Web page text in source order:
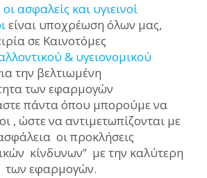
οι ασφαλείς και υγιεινοί
είναι υποχρέωση όλων μας,
σε Καινοτόμες
& υγειονομικού
την βελτιωμένη
των εφαρμογών
πάντα όπου μπορούμε να
, ώστε να αντιμετωπίζονται με
οι προκλήσεις
κίνδυνων’’ με την καλύτερη
εφαρμογών.